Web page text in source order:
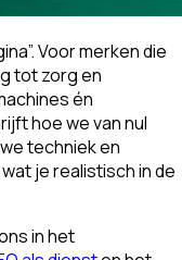
Voor merken die
tot zorg en
én
hoe we van nul
techniek en
je realistisch in de
in het